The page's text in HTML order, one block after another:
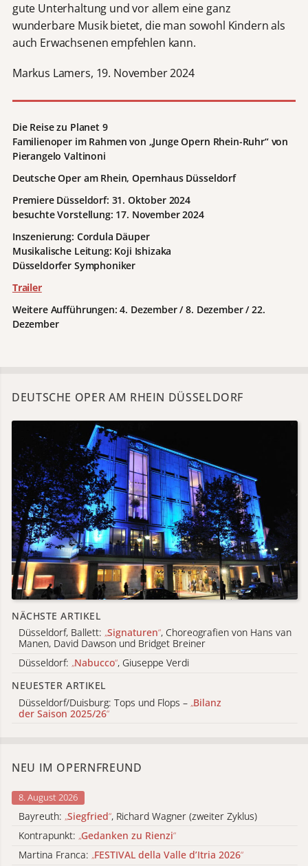
gute Unterhaltung und vor allem eine ganz
wunderbare Musik bietet, die man sowohl Kindern als
auch Erwachsenen empfehlen kann.
Markus Lamers, 19. November 2024
Die Reise zu Planet 9
Familienoper im Rahmen von „Junge Opern Rhein-Ruhr“ von
Pierangelo Valtinoni
Deutsche Oper am Rhein, Opernhaus Düsseldorf
Premiere Düsseldorf: 31. Oktober 2024
besuchte Vorstellung: 17. November 2024
Inszenierung: Cordula Däuper
Musikalische Leitung: Koji Ishizaka
Düsseldorfer Symphoniker
Trailer
Weitere Aufführungen: 4. Dezember / 8. Dezember / 22.
Dezember
DEUTSCHE OPER AM RHEIN DÜSSELDORF
NÄCHSTE ARTIKEL
Düsseldorf, Ballett: „Signaturen“, Choreografien von Hans van
Manen, David Dawson und Bridget Breiner
Düsseldorf: „Nabucco“, Giuseppe Verdi
NEUESTER ARTIKEL
Düsseldorf/Duisburg: Tops und Flops – „Bilanz
der Saison 2025/26“
NEU IM OPERNFREUND
8. August 2026
Bayreuth: „Siegfried“, Richard Wagner (zweiter Zyklus)
Kontrapunkt: „Gedanken zu Rienzi“
Martina Franca: „FESTIVAL della Valle d’Itria 2026“